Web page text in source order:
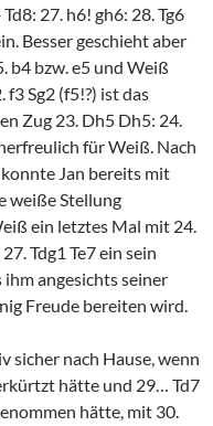
27. h6! gh6: 28. Tg6
Besser geschieht aber
b4 bzw. e5 und Weiß
Sg2 (f5!?) ist das
Zug 23. Dh5 Dh5: 24.
für Weiß. Nach
Jan bereits mit
weiße Stellung
ein letztes Mal mit 24.
Tdg1 Te7 ein sein
angesichts seiner
Freude bereiten wird.
sicher nach Hause, wenn
hätte und 29… Td7
hätte, mit 30.